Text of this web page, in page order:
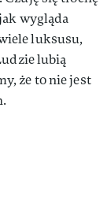
wygląda
luksusu,
lubią
że to nie jest